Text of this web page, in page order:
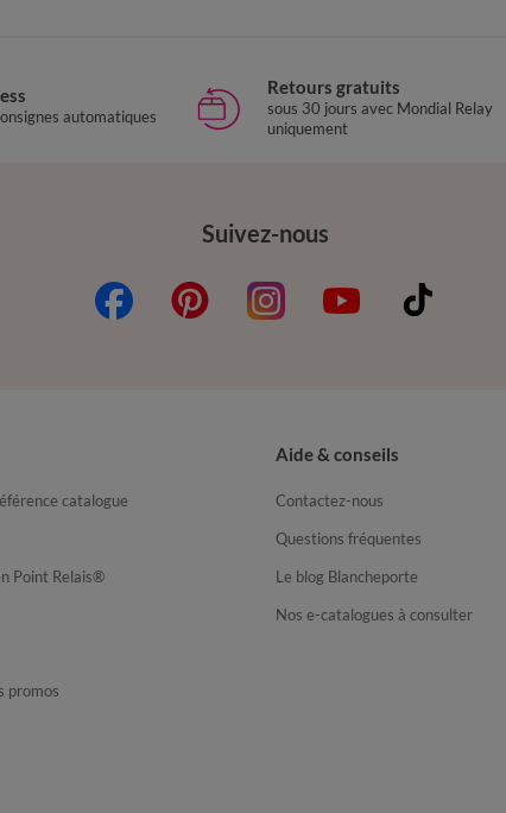
automatiques
Retours gratuits
sous 30 jours avec Mondial Relay
uniquement
Suivez-nous
catalogue
Point Relais®
promos
Aide & conseils
Contactez-nous
Questions fréquentes
Le blog Blancheporte
Nos e-catalogues à consulter